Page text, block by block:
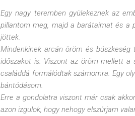
Egy nagy teremben gyülekeznek az
pillantom meg, majd a barátaimat és a
jöttek.
Mindenkinek arcán öröm és
időszakot is. Viszont az öröm mellett a
családdá formálódtak számomra. Egy
bántódásom.
Erre a gondolatra viszont már csak
azon izgulok, hogy nehogy elszúrjam